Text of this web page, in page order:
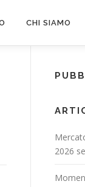
CHI SIAMO
2026